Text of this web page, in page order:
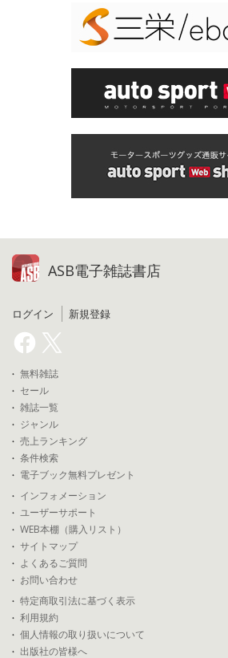
ASB電子雑誌書店
ログイン 新規登録
無料雑誌
セール
雑誌一覧
ジャンル
売上ランキング
条件検索
電子ブック無料プレゼント
インフォメーション
ユーザーサポート
WEB本棚（購入リスト）
サイトマップ
よくあるご質問
お問い合わせ
特定商取引法に基づく表示
利用規約
個人情報の取り扱いについて
出版社の皆様へ